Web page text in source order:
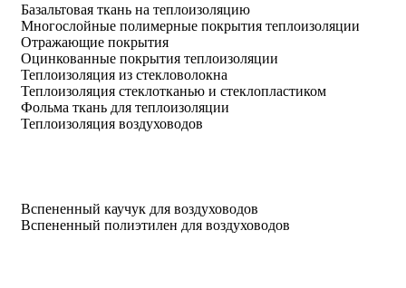
Базальтовая ткань на теплоизоляцию
Многослойные полимерные покрытия теплоизоляции
Отражающие покрытия
Оцинкованные покрытия теплоизоляции
Теплоизоляция из стекловолокна
Теплоизоляция стеклотканью и стеклопластиком
Фольма ткань для теплоизоляции
Теплоизоляция воздуховодов
Вспененный каучук для воздуховодов
Вспененный полиэтилен для воздуховодов